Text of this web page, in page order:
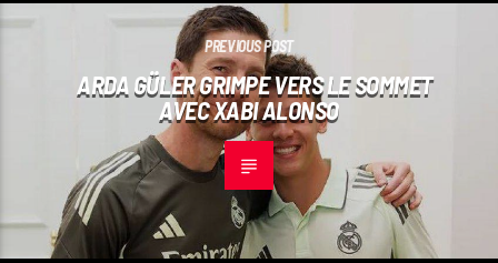
PREVIOUS POST
ARDA GÜLER GRIMPE VERS LE SOMMET
AVEC XABI ALONSO